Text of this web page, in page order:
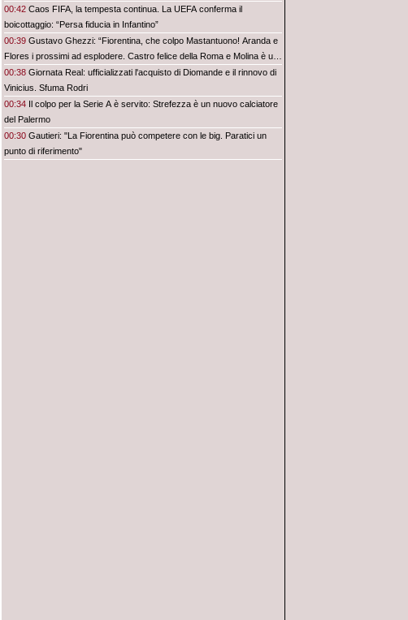
00:42 Caos FIFA, la tempesta continua. La UEFA conferma il
boicottaggio: “Persa fiducia in Infantino”
00:39 Gustavo Ghezzi: “Fiorentina, che colpo Mastantuono! Aranda e
Flores i prossimi ad esplodere. Castro felice della Roma e Molina è un
bel colpo”
00:38 Giornata Real: ufficializzati l'acquisto di Diomande e il rinnovo di
Vinicius. Sfuma Rodri
00:34 Il colpo per la Serie A è servito: Strefezza è un nuovo calciatore
del Palermo
00:30 Gautieri: "La Fiorentina può competere con le big. Paratici un
punto di riferimento"